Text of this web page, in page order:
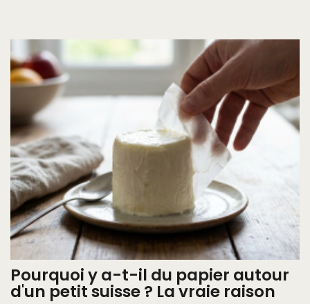
Pourquoi y a-t-il du papier autour
d'un petit suisse ? La vraie raison